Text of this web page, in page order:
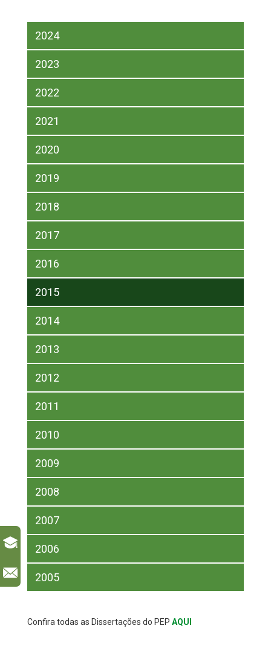
2024
2023
2022
2021
2020
2019
2018
2017
2016
2015
2014
2013
2012
2011
2010
2009
2008
2007
2006
2005
Confira todas as Dissertações do PEP AQUI